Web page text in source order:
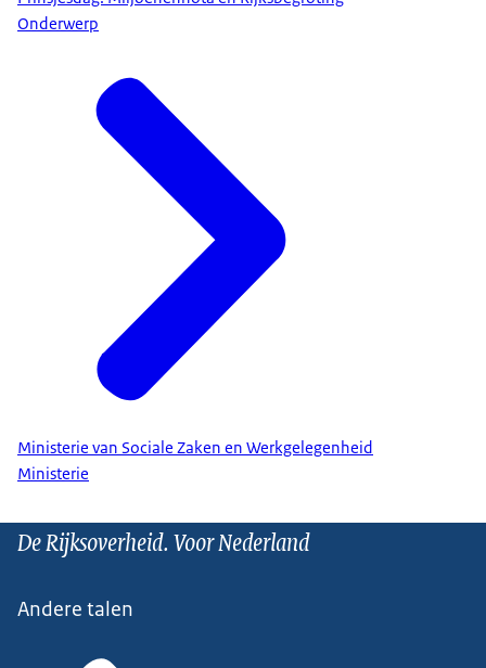
Onderwerp
Ministerie van Sociale Zaken en Werkgelegenheid
Ministerie
De Rijksoverheid. Voor Nederland
Andere talen